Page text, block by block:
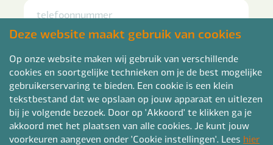
Deze website maakt gebruik van cookies
Op onze website maken wij gebruik van verschillende
cookies en soortgelijke technieken om je de best mogelijke
gebruikerservaring te bieden. Een cookie is een klein
tekstbestand dat we opslaan op jouw apparaat en uitlezen
bij je volgende bezoek. Door op 'Akkoord' te klikken ga je
akkoord met het plaatsen van alle cookies. Je kunt jouw
voorkeuren aangeven onder 'Cookie instellingen'. Lees hier
E-mailadres*
Woonplaats